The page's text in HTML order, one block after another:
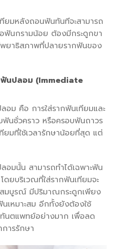
ยมหลังถอนฟันทันทีจะสามารถ
ฟันกรามน้อย ต้องมีกระดูกขา
ยาธิสภาพที่ปลายรากฟันของ
ฟันปลอม (Immediate
อม คือ การใส่รากฟันเทียมและ
นชั่วคราว หรือครอบฟันถาวร
ยมที่ใช้เวลารักษาน้อยที่สุด แต่
มนั้น สามารถทำได้เฉพาะฟัน
ยบริเวณที่ใส่รากฟันเทียมจะ
มบูรณ์ มีปริมาณกระดูกเพียง
เหมาะสม อีกทั้งยังต้องใช้
นตแพทย์อย่างมาก เพื่อลด
ารรักษา